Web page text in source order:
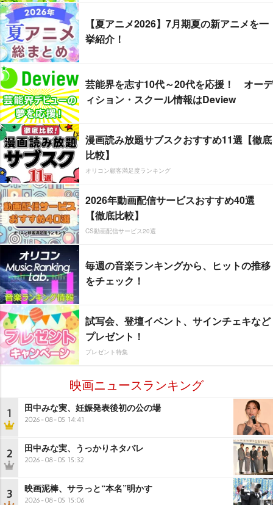
【夏アニメ2026】7月期夏の新アニメを一
挙紹介！
芸能界を志す10代～20代を応援！ オーデ
ィション・スクール情報はDeview
漫画読み放題サブスクおすすめ11選【徹底
比較】
オリコン顧客満足度ランキング
2026年動画配信サービスおすすめ40選
【徹底比較】
CS動画配信サービス20選
毎週の音楽ランキングから、ヒットの推移
をチェック！
試写会、登壇イベント、サインチェキなど
プレゼント！
プレゼント特集
映画ニュースランキング
1 田中みな実、妊娠発表後初の公の場
2026-08-05 14:41
2 田中みな実、うっかりネタバレ
2026-08-05 15:32
3 映画泥棒、サラっと“本名”明かす
2026-08-05 15:06